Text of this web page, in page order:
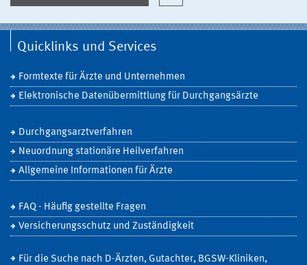
Quicklinks und Services
Formtexte für Ärzte und Unternehmen
Elektronische Datenübermittlung für Durchgangsärzte
Durchgangsarztverfahren
Neuordnung stationäre Heilverfahren
Allgemeine Informationen für Ärzte
FAQ - Häufig gestellte Fragen
Versicherungsschutz und Zuständigkeit
Für die Suche nach D-Ärzten, Gutachter, BGSW-Kliniken,